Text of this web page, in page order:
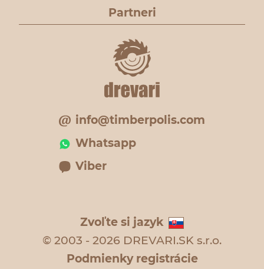
Partneri
info@timberpolis.com
Whatsapp
Viber
Zvoľte si jazyk
© 2003 - 2026 DREVARI.SK s.r.o.
Podmienky registrácie